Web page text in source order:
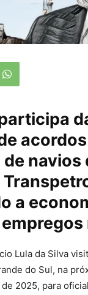
navios
a
Lula da Silva
do Sul, na
2025, para